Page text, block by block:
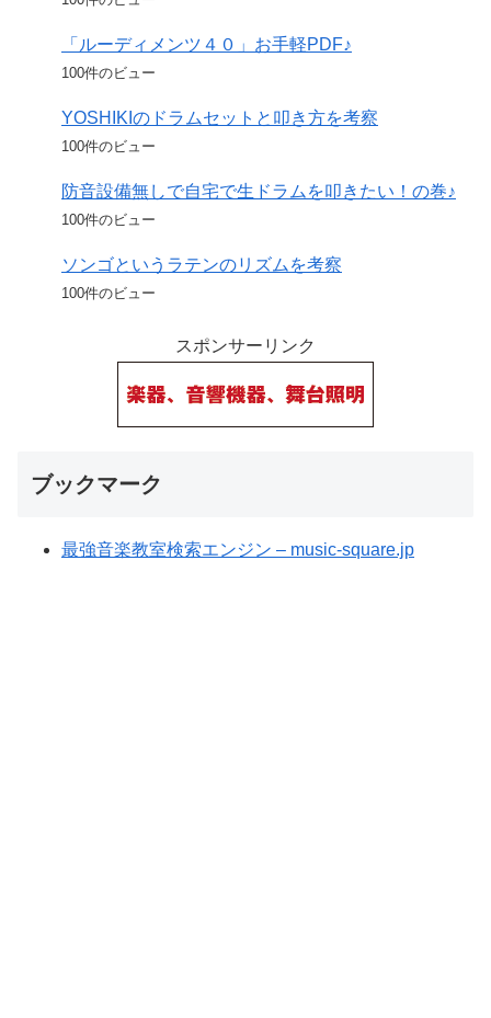
「ルーディメンツ４０」お手軽PDF♪
100件のビュー
YOSHIKIのドラムセットと叩き方を考察
100件のビュー
防音設備無しで自宅で生ドラムを叩きたい！の巻♪
100件のビュー
ソンゴというラテンのリズムを考察
100件のビュー
スポンサーリンク
ブックマーク
最強音楽教室検索エンジン – music-square.jp